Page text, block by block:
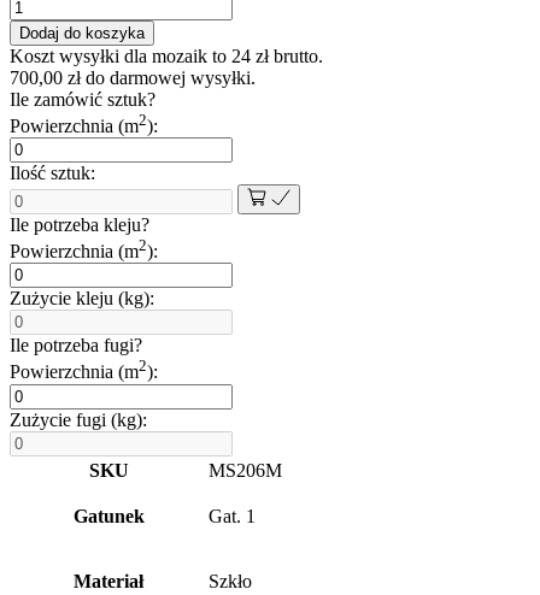
Mozaika
szklana
łosoś
30x30
cm
8
mm
Dodaj do koszyka
Koszt wysyłki dla mozaik to 24 złbrutto.
700,00 złdo darmowej wysyłki.
Ile zamówić sztuk?
Powierzchnia (m2):
Ilość sztuk:
Ile potrzeba kleju?
Powierzchnia (m2):
Zużycie kleju (kg):
Ile potrzeba fugi?
Powierzchnia (m2):
Zużycie fugi (kg):
SKU MS206M
Gatunek Gat. 1
Materiał Szkło